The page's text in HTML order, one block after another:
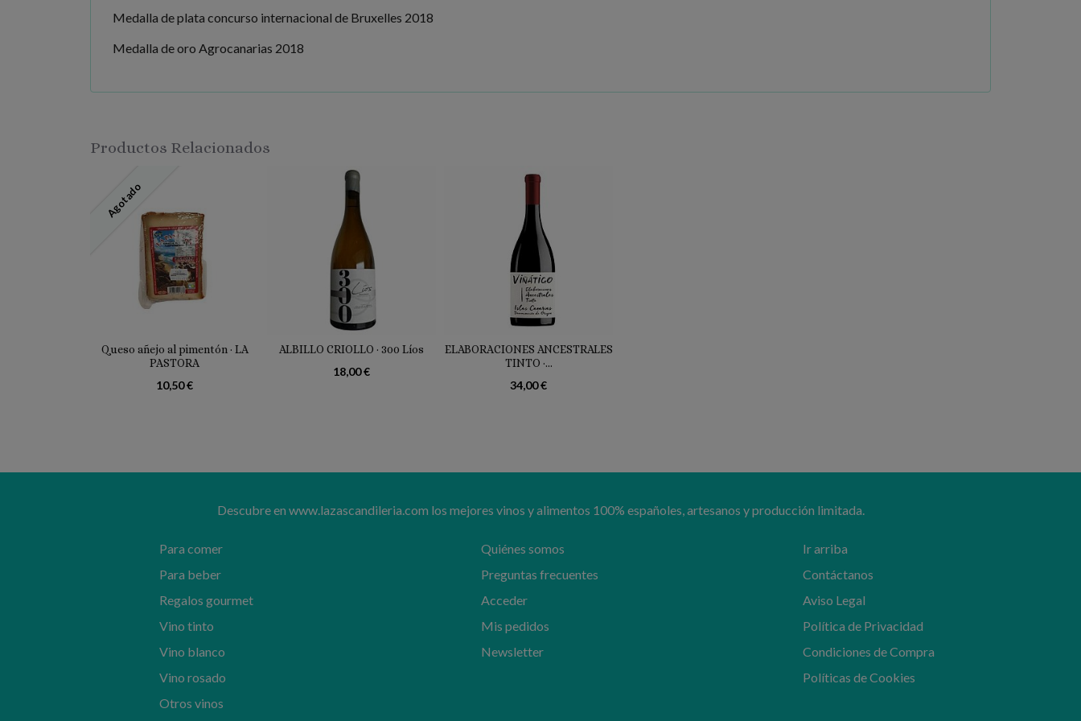
Medalla de plata concurso internacional de Bruxelles 2018
Medalla de oro Agrocanarias 2018
Productos Relacionados
Agotado
Queso añejo al pimentón · LA
PASTORA
10,50 €
ALBILLO CRIOLLO · 300 Líos
18,00 €
ELABORACIONES ANCESTRALES
TINTO ·...
34,00 €
Descubre en www.lazascandileria.com los mejores vinos y alimentos 100% españoles, artesanos y producción limitada.
Para comer
Para beber
Regalos gourmet
Vino tinto
Vino blanco
Vino rosado
Otros vinos
Quiénes somos
Preguntas frecuentes
Acceder
Mis pedidos
Newsletter
Ir arriba
Contáctanos
Aviso Legal
Política de Privacidad
Condiciones de Compra
Políticas de Cookies